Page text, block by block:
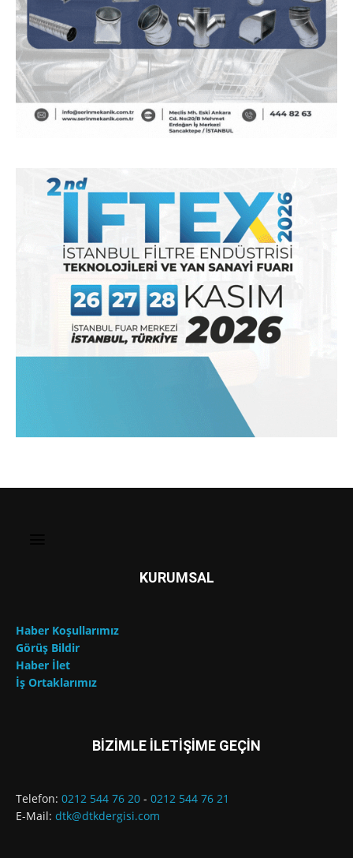
KURUMSAL
Haber Koşullarımız
Görüş Bildir
Haber İlet
İş Ortaklarımız
BİZİMLE İLETİŞİME GEÇİN
Telefon: 0212 544 76 20 - 0212 544 76 21
E-Mail: dtk@dtkdergisi.com